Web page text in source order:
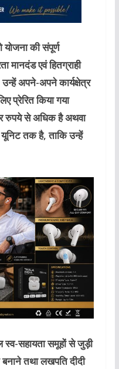
योजना की संपूर्ण
मानदंड एवं हितग्राही
अपने-अपने कार्यक्षेत्र
प्रेरित किया गया
रुपये से अधिक है अथवा
तक है, ताकि उन्हें
स्व-सहायता समूहों से जुड़ी
तथा लखपति दीदी